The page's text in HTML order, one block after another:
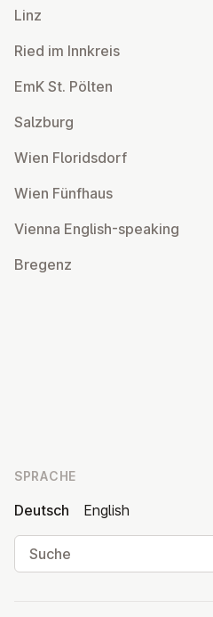
Linz
Ried im Innkreis
EmK St. Pölten
Salzburg
Wien Flo­rids­dorf
Wien Fünfhaus
Vienna English-speaking
Bregenz
SPRACHE
Deutsch
English
Suche